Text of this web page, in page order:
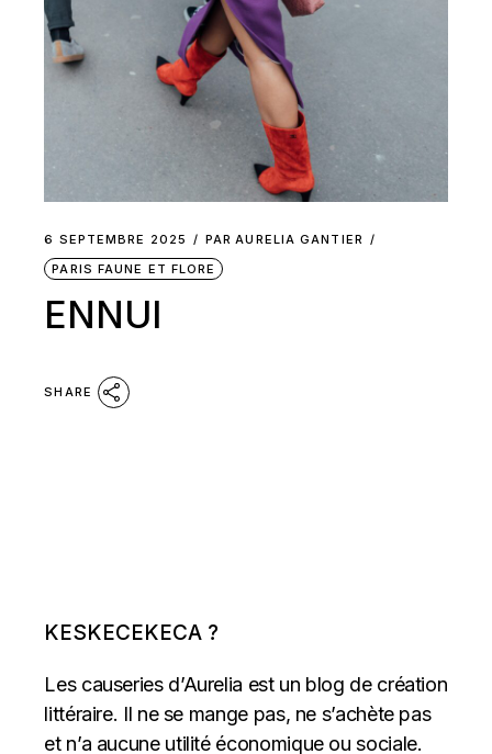
6 SEPTEMBRE 2025 PAR AURELIA GANTIER
PARIS FAUNE ET FLORE
ENNUI
SHARE
KESKECEKECA ?
Les causeries d’Aurelia est un blog de création
littéraire. Il ne se mange pas, ne s’achète pas
et n’a aucune utilité économique ou sociale.